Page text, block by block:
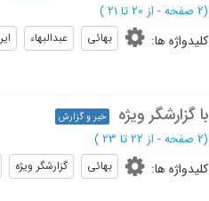
(‎2 صفحه - از 20 تا 21 )
کلیدواژه ها: بهائی عبدالبهاء
با گزارشگر ویژه خبر و گزارش
(‎2 صفحه - از 22 تا 23 )
کلیدواژه ها: بهائی گزارشگر ویژه